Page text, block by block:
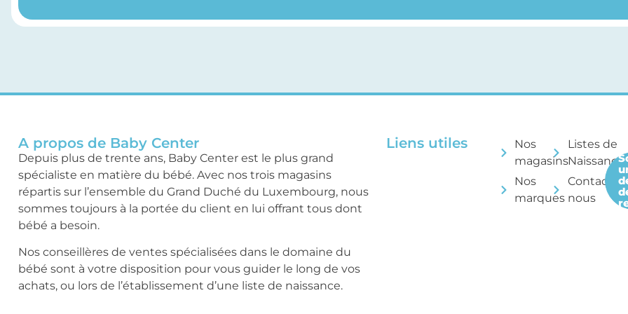
A propos de Baby Center
Depuis plus de trente ans, Baby Center est le plus grand
spécialiste en matière du bébé. Avec nos trois magasins
répartis sur l’ensemble du Grand Duché du Luxembourg, nous
sommes toujours à la portée du client en lui offrant tous dont
bébé a besoin.
Nos conseillères de ventes spécialisées dans le domaine du
bébé sont à votre disposition pour vous guider le long de vos
achats, ou lors de l’établissement d’une liste de naissance.
Liens utiles
Nos
magasins
Nos
marques
Listes de
Naissance
nous